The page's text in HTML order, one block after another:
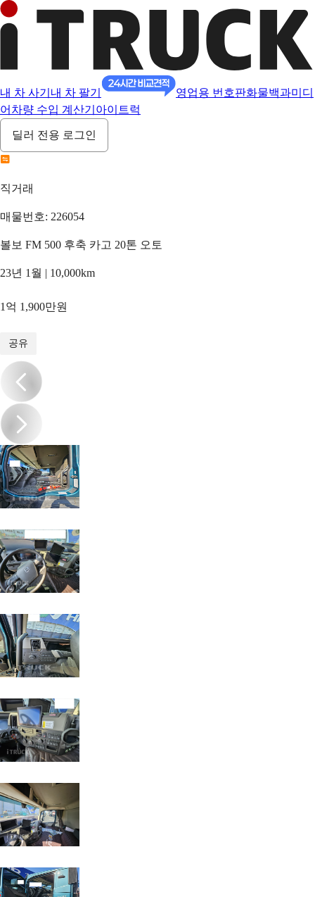
내 차 사기 내 차 팔기 영업용 번호판화물백과미디
어 차량 수입 계산기 아이트럭
딜러 전용 로그인
직거래
매물번호: 226054
볼보 FM 500 후축 카고 20톤 오토
23년 1월 | 10,000km
1억 1,900만원
공유
/20